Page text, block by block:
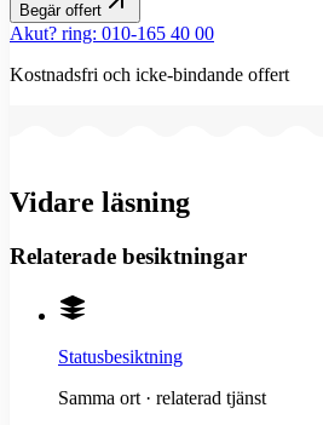
Begär offert
Akut? ring: 010-165 40 00
Kostnadsfri och icke-bindande offert
Vidare läsning
Relaterade besiktningar
Statusbesiktning
Samma ort · relaterad tjänst